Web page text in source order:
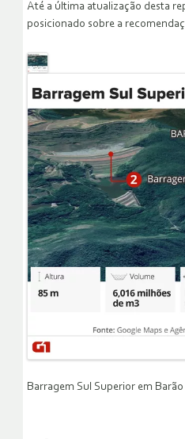
Até a última atualização desta
posicionado sobre a
Barragem Sul Superior em